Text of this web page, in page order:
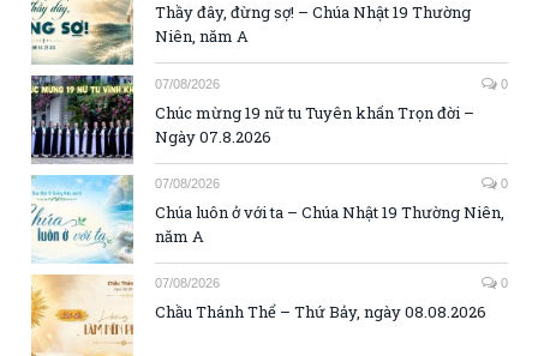
Thầy đây, đừng sợ! – Chúa Nhật 19 Thường
Niên, năm A
07/08/2026 0
Chúc mừng 19 nữ tu Tuyên khấn Trọn đời –
Ngày 07.8.2026
07/08/2026 0
Chúa luôn ở với ta – Chúa Nhật 19 Thường Niên,
năm A
07/08/2026 0
Chầu Thánh Thể – Thứ Bảy, ngày 08.08.2026